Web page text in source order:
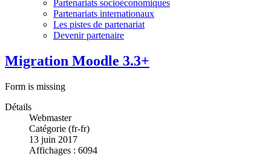
Partenariats socioéconomiques
Partenariats internationaux
Les pistes de partenariat
Devenir partenaire
Migration Moodle 3.3+
Form is missing
Détails
Webmaster
Catégorie (fr-fr)
13 juin 2017
Affichages : 6094